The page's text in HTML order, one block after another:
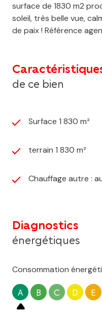
surface de 1830 m2
soleil, très belle vue,
de paix ! Référence
de ce bien
Surface 1 830 m²
terrain 1 830 m²
Chauffage autre :
Diagnostics
énergétiques
Consommation
A B C D E